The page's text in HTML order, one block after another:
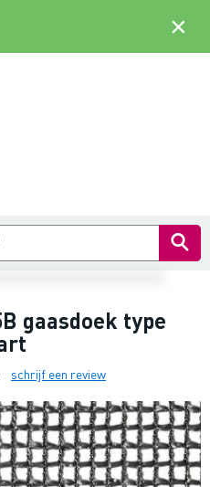
gaasdoek type
schrijf een review
×